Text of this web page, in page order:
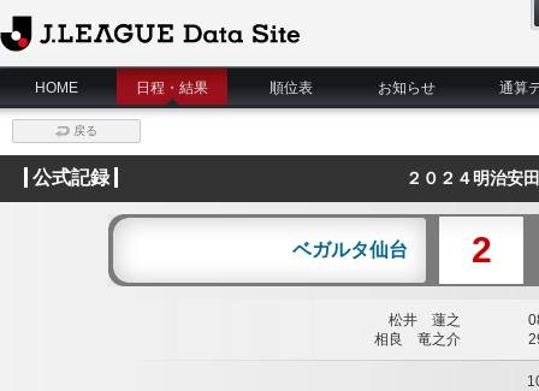
J.League Data Site
HOME
日程・結果 順位表 お知らせ 通算
戻る
公式記録 ２０２４明治安
ベガルタ仙台 2
松井 蓮之
相良 竜之介